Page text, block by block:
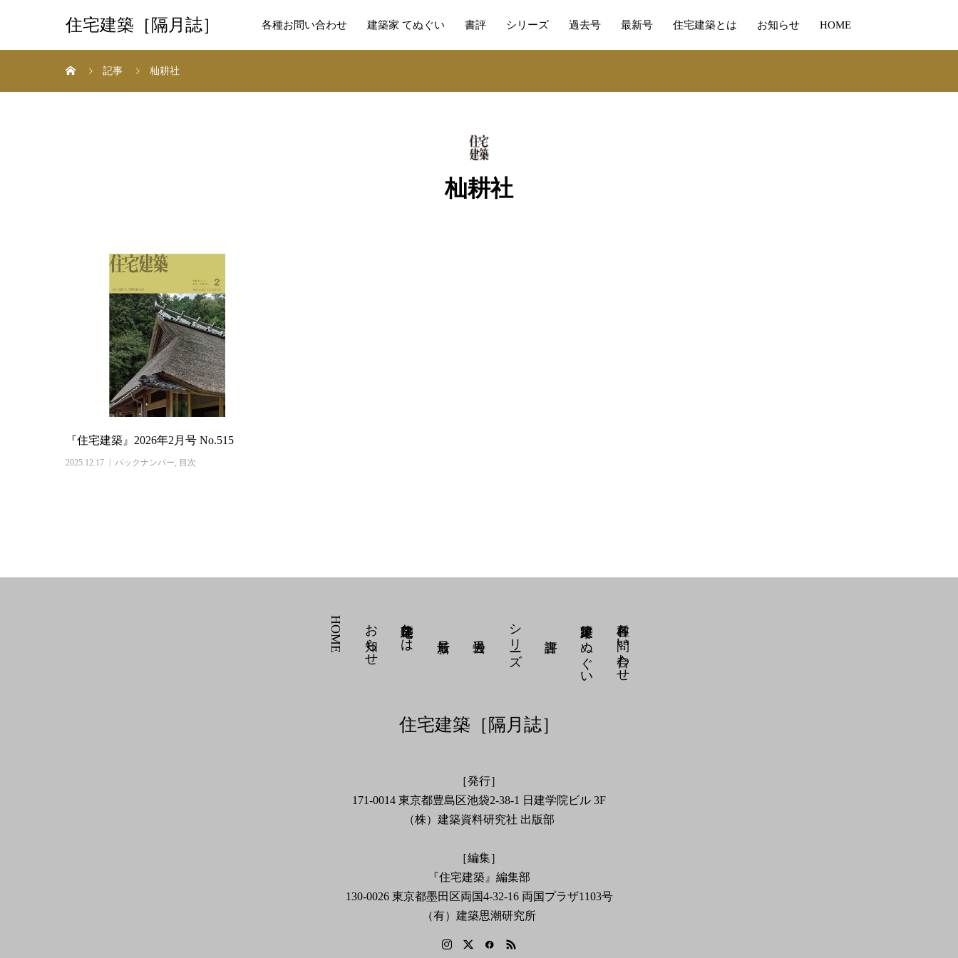
住宅建築［隔月誌］ 各種お問い合わせ 建築家 てぬぐい 書評 シリーズ 過去号 最新号 住宅建築とは お知らせ HOME
記事 杣耕社
杣耕社
『住宅建築』2026年2月号 No.515
2025.12.17 バックナンバー, 目次
各種お問い合わせ
建築家 てぬぐい
シリーズ
住宅建築とは
お知らせ
HOME
住宅建築［隔月誌］
［発行］
171-0014 東京都豊島区池袋2-38-1 日建学院ビル 3F
（株）建築資料研究社 出版部
［編集］
『住宅建築』編集部
130-0026 東京都墨田区両国4-32-16 両国プラザ1103号
（有）建築思潮研究所